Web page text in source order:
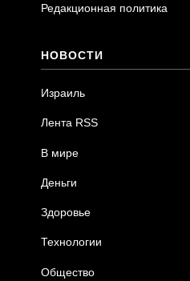
Редакционная политика
НОВОСТИ
Израиль
Лента RSS
В мире
Деньги
Здоровье
Технологии
Общество